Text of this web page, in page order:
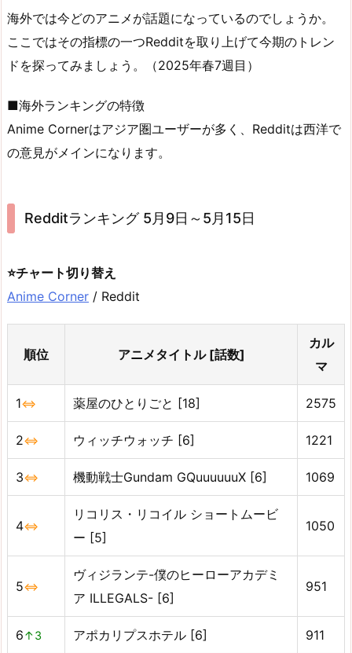
海外では今どのアニメが話題になっているのでしょうか。
ここではその指標の一つRedditを取り上げて今期のトレン
ドを探ってみましょう。（2025年春7週目）
■海外ランキングの特徴
Anime Cornerはアジア圏ユーザーが多く、Redditは西洋で
の意見がメインになります。
Redditランキング 5月9日～5月15日
⭐チャート切り替え
Anime Corner / Reddit
順位 アニメタイトル [話数]
カル
マ
1⇔ 薬屋のひとりごと [18] 2575
2⇔ ウィッチウォッチ [6] 1221
3⇔ 機動戦士Gundam GQuuuuuuX [6] 1069
4⇔
リコリス・リコイル ショートムービ
ー [5]
1050
5⇔
ヴィジランテ-僕のヒーローアカデミ
ア ILLEGALS- [6]
951
6↑3 アポカリプスホテル [6] 911